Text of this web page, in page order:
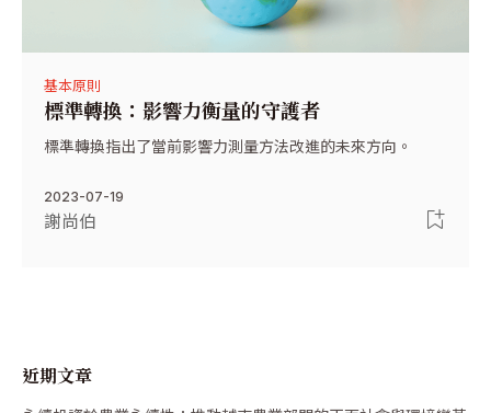
基本原則
標準轉換：影響力衡量的守護者
標準轉換指出了當前影響力測量方法改進的未來方向。
2023-07-19
謝尚伯
近期文章